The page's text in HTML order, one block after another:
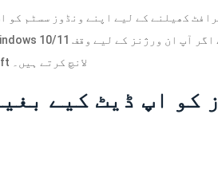
کھیلنے کے لیے اپنے ونڈوز سسٹم
شدہ Minecraft لانچر کا استعمال کرتے ہوئے Minecraft لانچ کرتے ہیں۔
کو اپ ڈیٹ کیے